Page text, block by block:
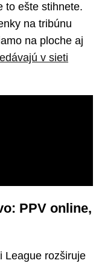
to ešte stihnete.
na tribúnu
na ploche aj
v sieti
PPV online,
League rozširuje